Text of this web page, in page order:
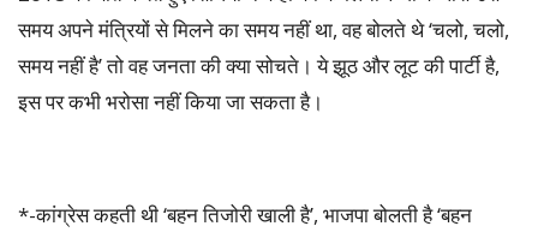
समय अपने मंत्रियों से मिलने का समय नहीं था, वह बोलते थे ‘चलो, चलो,
समय नहीं है’ तो वह जनता की क्या सोचते। ये झूठ और लूट की पार्टी है,
इस पर कभी भरोसा नहीं किया जा सकता है।
*-कांग्रेस कहती थी ‘बहन तिजोरी खाली है’, भाजपा बोलती है ‘बहन